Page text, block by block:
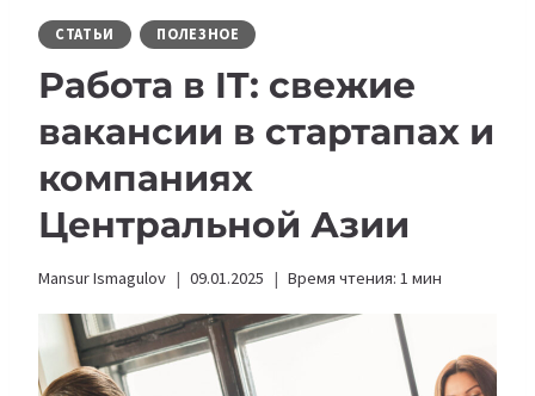
СТАТЬИ ПОЛЕЗНОЕ
Работа в IT: свежие
вакансии в стартапах и
компаниях
Центральной Азии
Mansur Ismagulov 09.01.2025 Время чтения: 1 мин